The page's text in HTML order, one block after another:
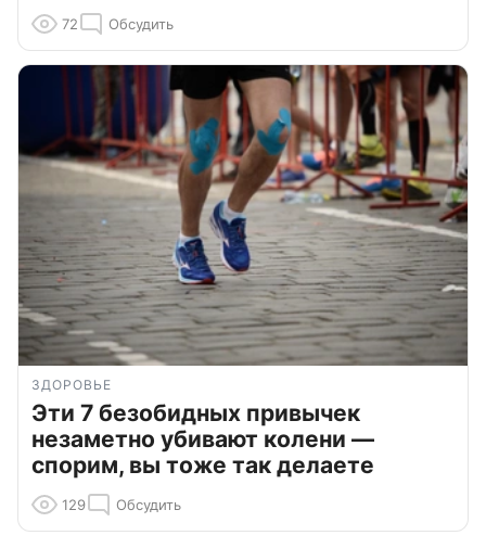
72 Обсудить
ЗДОРОВЬЕ
Эти 7 безобидных привычек
незаметно убивают колени —
спорим, вы тоже так делаете
129 Обсудить